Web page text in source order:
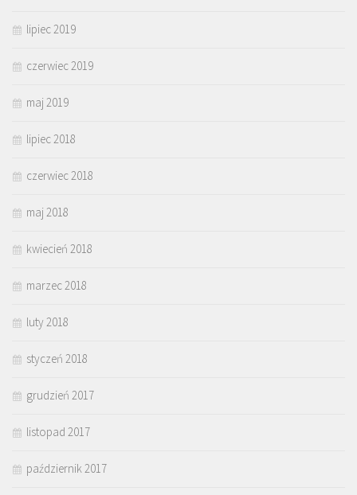
lipiec 2019
czerwiec 2019
maj 2019
lipiec 2018
czerwiec 2018
maj 2018
kwiecień 2018
marzec 2018
luty 2018
styczeń 2018
grudzień 2017
listopad 2017
październik 2017